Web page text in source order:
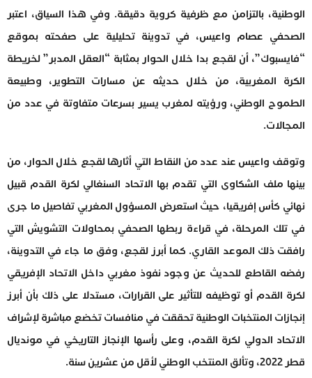
الوطنية، بالتزامن مع ظرفية كروية دقيقة. وفي هذا السياق، اعتبر
الصحفي عصام واعيس، في تدوينة تحليلية على صفحته بموقع
“فايسبوك”، أن لقجع بدا خلال الحوار بمثابة “العقل المدبر” لخريطة
الكرة المغربية، من خلال حديثه عن مسارات التطوير، وطبيعة
الطموح الوطني، ورؤيته لمغرب يسير بسرعات متفاوتة في عدد من
المجالات.
وتوقف واعيس عند عدد من النقاط التي أثارها لقجع خلال الحوار، من
بينها ملف الشكاوى التي تقدم بها الاتحاد السنغالي لكرة القدم قبيل
نهائي كأس إفريقيا، حيث استعرض المسؤول المغربي تفاصيل ما جرى
في تلك المرحلة، في قراءة ربطها الصحفي بمحاولات التشويش التي
رافقت ذلك الموعد القاري. كما أبرز لقجع، وفق ما جاء في التدوينة،
رفضه القاطع للحديث عن وجود نفوذ مغربي داخل الاتحاد الإفريقي
لكرة القدم أو توظيفه للتأثير على القرارات، مستدلا على ذلك بأن أبرز
إنجازات المنتخبات الوطنية تحققت في منافسات تخضع مباشرة لإشراف
الاتحاد الدولي لكرة القدم، وعلى رأسها الإنجاز التاريخي في مونديال
قطر 2022، وتألق المنتخب الوطني لأقل من عشرين سنة.